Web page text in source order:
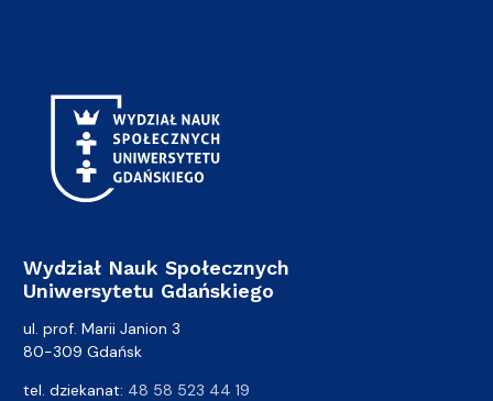
Wydział Nauk Społecznych
Uniwersytetu Gdańskiego
ul. prof. Marii Janion 3
80-309 Gdańsk
tel. dziekanat: 48 58 523 44 19